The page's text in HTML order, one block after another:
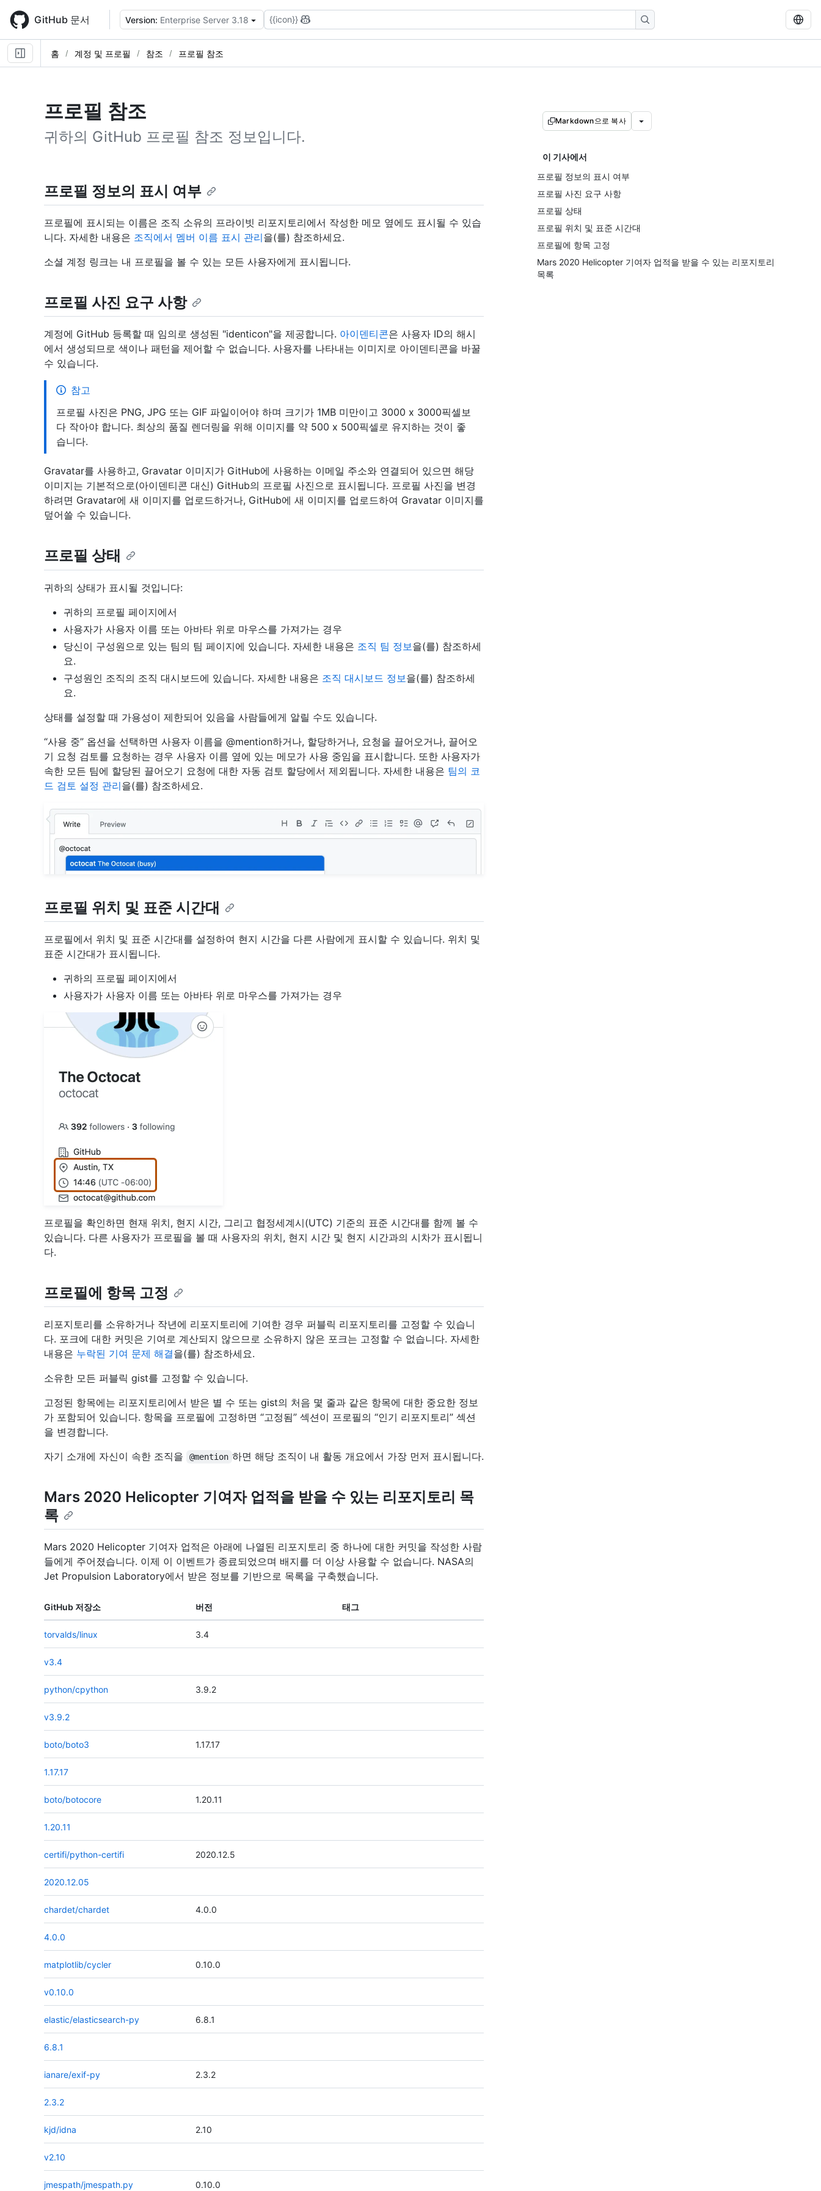
main
content
GitHub 문서 Version: Enterprise Server 3.18 {{icon}}
홈 계정 및 프로필 참조 프로필 참조
프로필 참조
귀하의 GitHub 프로필 참조 정보입니다.
Markdown으로 복사
이 기사에서
프로필 정보의 표시 여부
프로필 사진 요구 사항
프로필 상태
프로필 위치 및 표준 시간대
프로필에 항목 고정
Mars 2020 Helicopter 기여자 업적을 받을 수 있는 리포지토리
목록
프로필 정보의 표시 여부
프로필에 표시되는 이름은 조직 소유의 프라이빗 리포지토리에서 작성한 메모 옆에도 표시될 수 있습
니다. 자세한 내용은 조직에서 멤버 이름 표시 관리을(를) 참조하세요.
소셜 계정 링크는 내 프로필을 볼 수 있는 모든 사용자에게 표시됩니다.
프로필 사진 요구 사항
계정에 GitHub 등록할 때 임의로 생성된 "identicon"을 제공합니다. 아이덴티콘은 사용자 ID의 해시
에서 생성되므로 색이나 패턴을 제어할 수 없습니다. 사용자를 나타내는 이미지로 아이덴티콘을 바꿀
수 있습니다.
참고
프로필 사진은 PNG, JPG 또는 GIF 파일이어야 하며 크기가 1MB 미만이고 3000 x 3000픽셀보
다 작아야 합니다. 최상의 품질 렌더링을 위해 이미지를 약 500 x 500픽셀로 유지하는 것이 좋
습니다.
Gravatar를 사용하고, Gravatar 이미지가 GitHub에 사용하는 이메일 주소와 연결되어 있으면 해당
이미지는 기본적으로(아이덴티콘 대신) GitHub의 프로필 사진으로 표시됩니다. 프로필 사진을 변경
하려면 Gravatar에 새 이미지를 업로드하거나, GitHub에 새 이미지를 업로드하여 Gravatar 이미지를
덮어쓸 수 있습니다.
프로필 상태
귀하의 상태가 표시될 것입니다:
귀하의 프로필 페이지에서
사용자가 사용자 이름 또는 아바타 위로 마우스를 가져가는 경우
당신이 구성원으로 있는 팀의 팀 페이지에 있습니다. 자세한 내용은 조직 팀 정보 을(를) 참조하세
요.
구성원인 조직의 조직 대시보드에 있습니다. 자세한 내용은 조직 대시보드 정보 을(를) 참조하세
요.
상태를 설정할 때 가용성이 제한되어 있음을 사람들에게 알릴 수도 있습니다.
“사용 중” 옵션을 선택하면 사용자 이름을 @mention하거나, 할당하거나, 요청을 끌어오거나, 끌어오
기 요청 검토를 요청하는 경우 사용자 이름 옆에 있는 메모가 사용 중임을 표시합니다. 또한 사용자가
속한 모든 팀에 할당된 끌어오기 요청에 대한 자동 검토 할당에서 제외됩니다. 자세한 내용은 팀의 코
드 검토 설정 관리을(를) 참조하세요.
프로필 위치 및 표준 시간대
프로필에서 위치 및 표준 시간대를 설정하여 현지 시간을 다른 사람에게 표시할 수 있습니다. 위치 및
표준 시간대가 표시됩니다.
귀하의 프로필 페이지에서
사용자가 사용자 이름 또는 아바타 위로 마우스를 가져가는 경우
프로필을 확인하면 현재 위치, 현지 시간, 그리고 협정세계시(UTC) 기준의 표준 시간대를 함께 볼 수
있습니다. 다른 사용자가 프로필을 볼 때 사용자의 위치, 현지 시간 및 현지 시간과의 시차가 표시됩니
다.
프로필에 항목 고정
리포지토리를 소유하거나 작년에 리포지토리에 기여한 경우 퍼블릭 리포지토리를 고정할 수 있습니
다. 포크에 대한 커밋은 기여로 계산되지 않으므로 소유하지 않은 포크는 고정할 수 없습니다. 자세한
내용은 누락된 기여 문제 해결을(를) 참조하세요.
소유한 모든 퍼블릭 gist를 고정할 수 있습니다.
고정된 항목에는 리포지토리에서 받은 별 수 또는 gist의 처음 몇 줄과 같은 항목에 대한 중요한 정보
가 포함되어 있습니다. 항목을 프로필에 고정하면 “고정됨” 섹션이 프로필의 “인기 리포지토리” 섹션
을 변경합니다.
자기 소개에 자신이 속한 조직을
@mention 하면 해당 조직이 내 활동 개요에서 가장 먼저 표시됩니다.
Mars 2020 Helicopter 기여자 업적을 받을 수 있는 리포지토리 목
록
Mars 2020 Helicopter 기여자 업적은 아래에 나열된 리포지토리 중 하나에 대한 커밋을 작성한 사람
들에게 주어졌습니다. 이제 이 이벤트가 종료되었으며 배지를 더 이상 사용할 수 없습니다. NASA의
Jet Propulsion Laboratory에서 받은 정보를 기반으로 목록을 구축했습니다.
GitHub 저장소 버전 태그
torvalds/linux 3.4
v3.4
python/cpython 3.9.2
v3.9.2
boto/boto3 1.17.17
1.17.17
boto/botocore 1.20.11
1.20.11
certifi/python-certifi 2020.12.5
2020.12.05
chardet/chardet 4.0.0
4.0.0
matplotlib/cycler 0.10.0
v0.10.0
elastic/elasticsearch-py 6.8.1
6.8.1
ianare/exif-py 2.3.2
2.3.2
kjd/idna 2.10
v2.10
jmespath/jmespath.py 0.10.0